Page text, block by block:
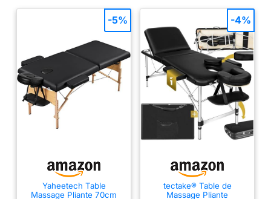
supporter jusqu'à 250kg
en dynamique et jusqu'à
1000kg en statique. Un
double verrouillage des
pieds garantit une
stabilité supplémentaire,
tandis que les pieds en
caoutchouc et les roues
de réglage assurent une
meilleure stabilité et une
meilleure prise en main.
de massage est livrée
avec des accessoires
tels qu'une têtière
Yaheetech Table
Massage Pliante 70cm
-5%
tectake® Table de
Massage Pliante
-4%